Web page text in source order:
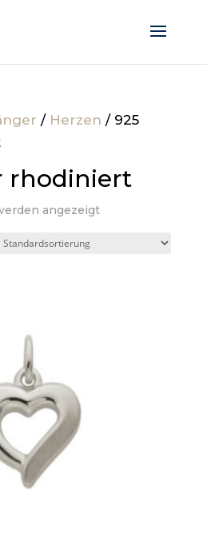
/ Herzen / 925
rhodiniert
angezeigt